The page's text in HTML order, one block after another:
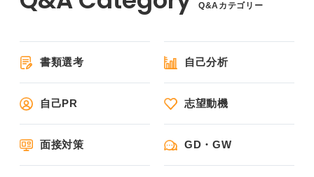
Q&Aカテゴリー
書類選考 自己分析
自己PR 志望動機
面接対策 GD・GW